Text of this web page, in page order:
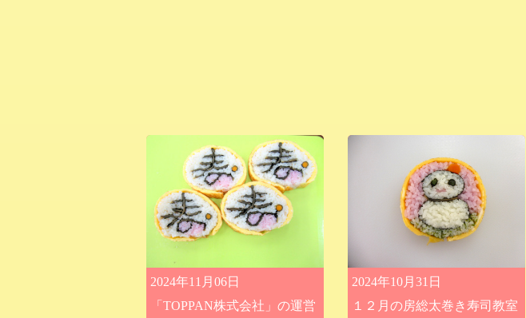
2024年11月06日
「TOPPAN株式会社」の運営
2024年10月31日
１２月の房総太巻き寿司教室